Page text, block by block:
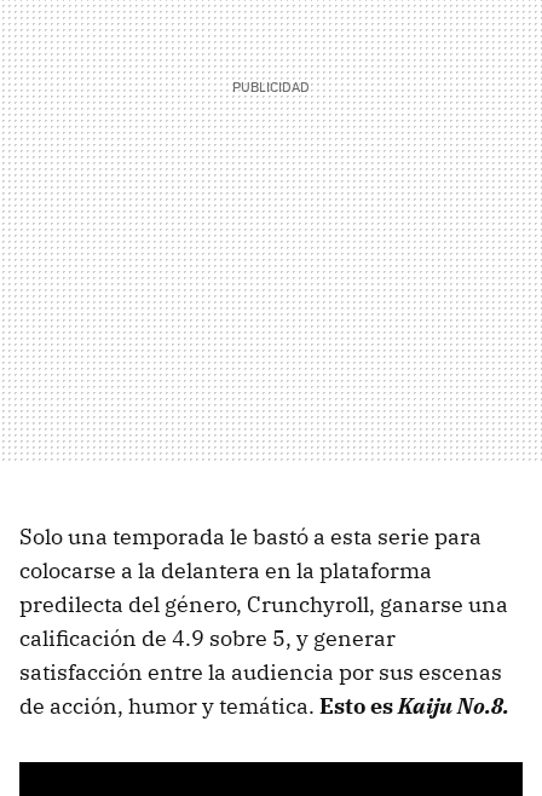
Solo una temporada le bastó a esta serie para
colocarse a la delantera en la plataforma
predilecta del género, Crunchyroll, ganarse una
calificación de 4.9 sobre 5, y generar
satisfacción entre la audiencia por sus escenas
de acción, humor y temática. Esto esKaiju No.8.